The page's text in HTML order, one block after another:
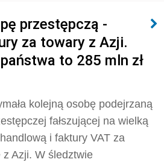
przestępczą -
za towary z Azji.
to 285 mln zł
kolejną osobę podejrzaną
fałszującej na wielką
i faktury VAT za
Azji. W śledztwie